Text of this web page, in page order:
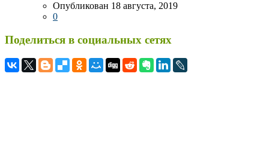
Опубликован 18 августа, 2019
0
Поделиться в социальных сетях